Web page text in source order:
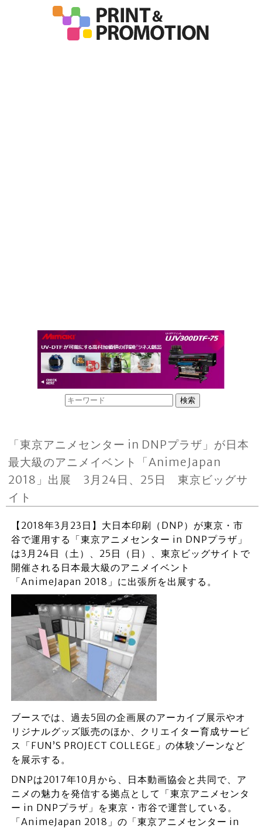
「東京アニメセンター in DNPプラザ」が日本
最大級のアニメイベント「AnimeJapan
2018」出展 3月24日、25日 東京ビッグサ
イト
【2018年3月23日】大日本印刷（DNP）が東京・市
谷で運用する「東京アニメセンター in DNPプラザ」
は3月24日（土）、25日（日）、東京ビッグサイトで
開催される日本最大級のアニメイベント
「AnimeJapan 2018」に出張所を出展する。
ブースでは、過去5回の企画展のアーカイブ展示やオ
リジナルグッズ販売のほか、クリエイター育成サービ
ス「FUN’S PROJECT COLLEGE」の体験ゾーンなど
を展示する。
DNPは2017年10月から、日本動画協会と共同で、ア
ニメの魅力を発信する拠点として「東京アニメセンタ
ー in DNPプラザ」を東京・市谷で運営している。
「AnimeJapan 2018」の「東京アニメセンター in